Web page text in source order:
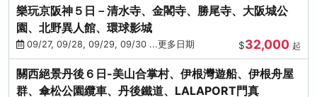
樂玩京阪神５日－清水寺、金閣寺、勝尾寺、大阪城公
園、北野異人館、環球影城
09/27, 09/28, 09/29, 09/30 ...更多日期 $32,000 起
關西絕景丹後６日-美山合掌村、伊根灣遊船、伊根舟屋
群、傘松公園纜車、丹後鐵道、LALAPORT門真